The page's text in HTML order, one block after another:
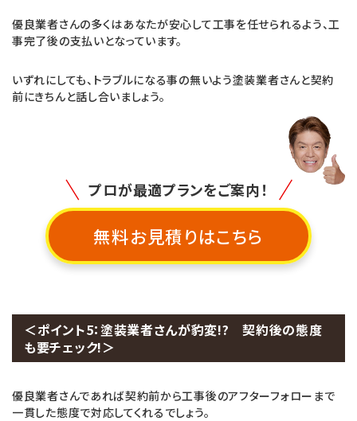
優良業者さんの多くはあなたが安心して工事を任せられるよう、工
事完了後の支払いとなっています。
いずれにしても、トラブルになる事の無いよう塗装業者さんと契約
前にきちんと話し合いましょう。
プロが最適プランをご案内！
無料お見積りはこちら
＜ポイント5：塗装業者さんが豹変!? 契約後の態度
も要チェック!＞
優良業者さんであれば契約前から工事後のアフターフォローまで
一貫した態度で対応してくれるでしょう。